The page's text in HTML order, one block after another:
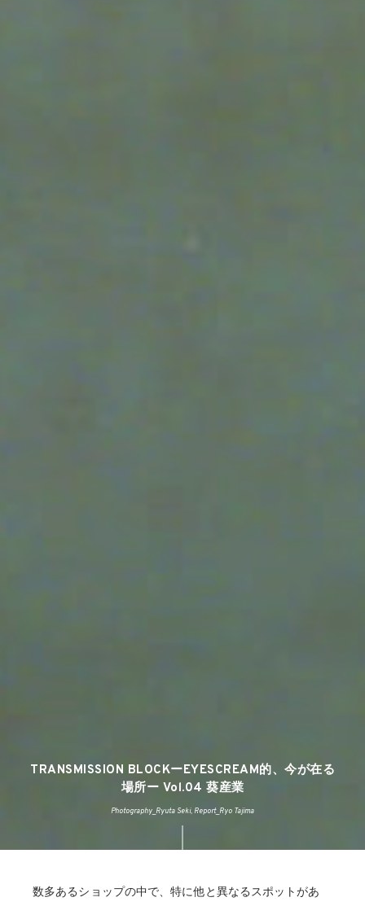
TRANSMISSION BLOCKーEYESCREAM的、今が在る
場所ー Vol.04 葵産業
Photography_Ryuta Seki, Report_Ryo Tajima
数多あるショップの中で、特に他と異なるスポットがあ